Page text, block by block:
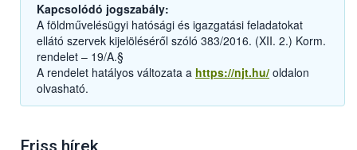
Kapcsolódó jogszabály:
A földművelésügyi hatósági és igazgatási feladatokat
ellátó szervek kijelöléséről szóló 383/2016. (XII. 2.) Korm.
rendelet – 19/A.§
A rendelet hatályos változata a https://njt.hu/ oldalon
olvasható.